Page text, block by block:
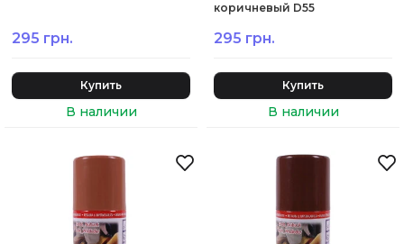
295 грн.
Купить
коричневый D55
295 грн.
Купить